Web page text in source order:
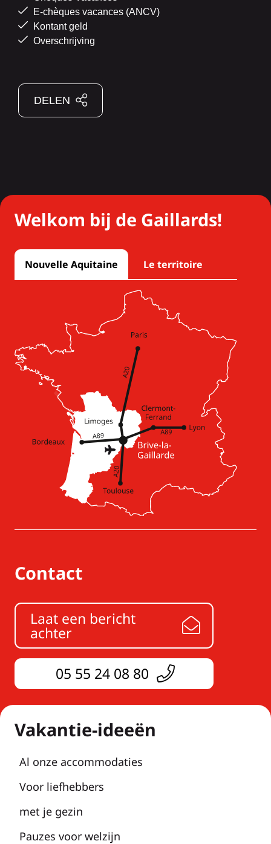
E-chèques vacances (ANCV)
Kontant geld
Overschrijving
DELEN
Welkom bij de Gaillards!
Nouvelle Aquitaine Le territoire
Contact
Laat een bericht
achter
05 55 24 08 80
Vakantie-ideeën
Al onze accommodaties
Voor liefhebbers
met je gezin
Pauzes voor welzijn